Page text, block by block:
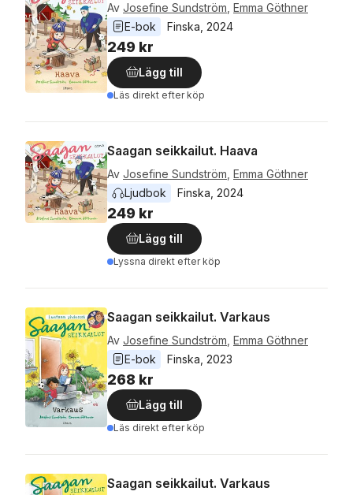
Av Josefine Sundström Emma Göthner
E-bok
Finska 2024
249 kr
Lägg till
Läs direkt efter köp
Saagan seikkailut. Haava
Av Josefine Sundström Emma Göthner
Ljudbok
Finska 2024
249 kr
Lägg till
Lyssna direkt efter köp
Saagan seikkailut. Varkaus
Av Josefine Sundström Emma Göthner
E-bok
Finska 2023
268 kr
Lägg till
Läs direkt efter köp
Saagan seikkailut. Varkaus